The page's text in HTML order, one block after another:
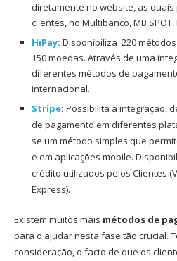
diretamente no website, as
clientes, no Multibanco, MB
HiPay: Disponibiliza 220
150 moedas. Através de uma
diferentes métodos de
internacional.
Stripe: Possibilita a integração,
de pagamento em diferentes
se um método simples que
e em aplicações mobile.
crédito utilizados pelos Clientes
Express).
Existem muitos mais métodos de
para o ajudar nesta fase tão crucial.
consideração, o facto de que os